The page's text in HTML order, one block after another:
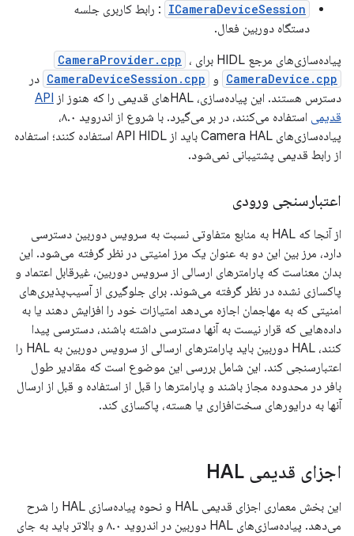
ICameraDeviceSession : رابط کاربری جلسه
دستگاه دوربین فعال.
پیاده‌سازی‌های مرجع HIDL برای
CameraProvider.cpp ،
CameraDevice.cpp و CameraDeviceSession.cpp در
دسترس هستند. این پیاده‌سازی، HALهای قدیمی را که هنوز از
API
قدیمی
استفاده می‌کنند، در بر می‌گیرد. با شروع از اندروید ۸.۰،
پیاده‌سازی‌های Camera HAL باید از API HIDL استفاده کنند؛ استفاده
از رابط قدیمی پشتیبانی نمی‌شود.
اعتبارسنجی ورودی
از آنجا که HAL به منابع متفاوتی نسبت به سرویس دوربین دسترسی
دارد، مرز بین این دو به عنوان یک مرز امنیتی در نظر گرفته می‌شود. این
بدان معناست که پارامترهای ارسالی از سرویس دوربین، غیرقابل اعتماد و
پاکسازی نشده در نظر گرفته می‌شوند. برای جلوگیری از آسیب‌پذیری‌های
امنیتی که به مهاجمان اجازه می‌دهد امتیازات خود را افزایش دهند یا به
داده‌هایی که قرار نیست به آنها دسترسی داشته باشند، دسترسی پیدا
کنند، HAL دوربین باید پارامترهای ارسالی از سرویس دوربین به HAL را
اعتبارسنجی کند. این شامل بررسی این موضوع است که مقادیر طول
بافر در محدوده مجاز باشند و پارامترها را قبل از استفاده و قبل از ارسال
آنها به درایورهای سخت‌افزاری یا هسته، پاکسازی کند.
اجزای قدیمی HAL
این بخش معماری اجزای قدیمی HAL و نحوه پیاده‌سازی HAL را شرح
می‌دهد. پیاده‌سازی‌های HAL دوربین در اندروید ۸.۰ و بالاتر باید به جای